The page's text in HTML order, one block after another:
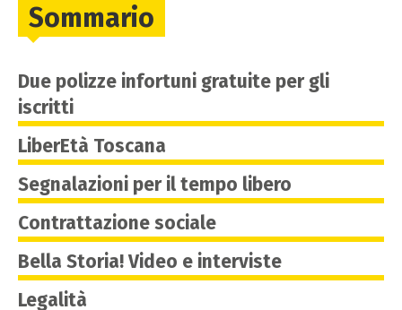
Sommario
Due polizze infortuni gratuite per gli
iscritti
LiberEtà Toscana
Segnalazioni per il tempo libero
Contrattazione sociale
Bella Storia! Video e interviste
Legalità